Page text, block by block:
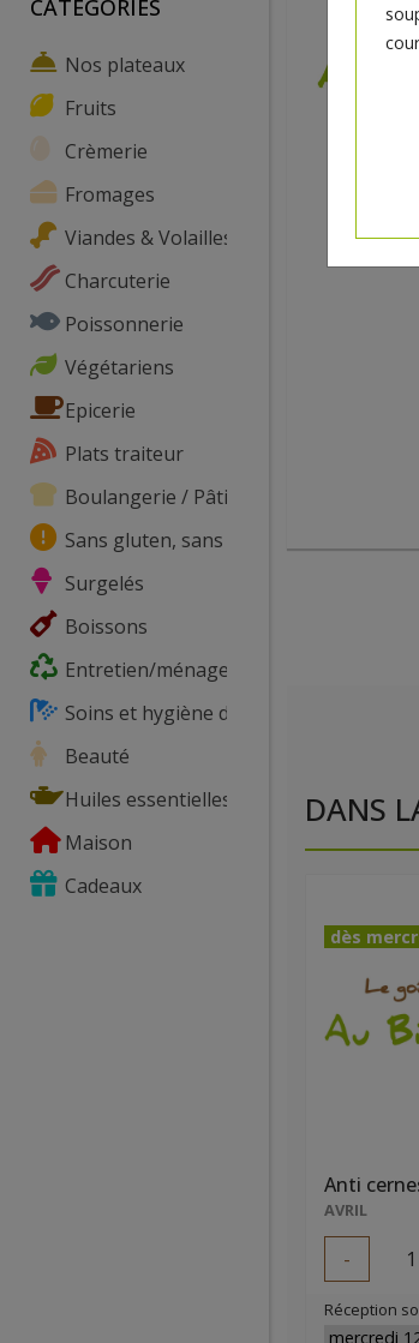
CATEGORIES
Nos plateaux
Fruits
Crèmerie
Fromages
Viandes & Volailles
Charcuterie
Poissonnerie
Végétariens
Epicerie
Plats traiteur
Boulangerie / Pâtisserie
Sans gluten, sans lactose, ...
Surgelés
Boissons
Entretien/ménage
Soins et hygiène du corps
Beauté
Huiles essentielles
Maison
Cadeaux
DANS
dès
AVRIL
- 1
Réception